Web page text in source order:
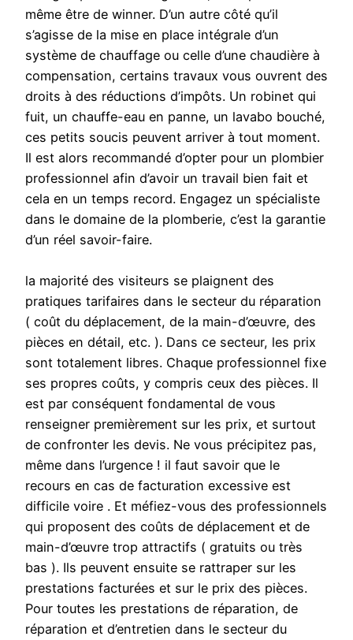
même être de winner. D’un autre côté qu’il
s’agisse de la mise en place intégrale d’un
système de chauffage ou celle d’une chaudière à
compensation, certains travaux vous ouvrent des
droits à des réductions d’impôts. Un robinet qui
fuit, un chauffe-eau en panne, un lavabo bouché,
ces petits soucis peuvent arriver à tout moment.
Il est alors recommandé d’opter pour un plombier
professionnel afin d’avoir un travail bien fait et
cela en un temps record. Engagez un spécialiste
dans le domaine de la plomberie, c’est la garantie
d’un réel savoir-faire.
la majorité des visiteurs se plaignent des
pratiques tarifaires dans le secteur du réparation
( coût du déplacement, de la main-d’œuvre, des
pièces en détail, etc. ). Dans ce secteur, les prix
sont totalement libres. Chaque professionnel fixe
ses propres coûts, y compris ceux des pièces. Il
est par conséquent fondamental de vous
renseigner premièrement sur les prix, et surtout
de confronter les devis. Ne vous précipitez pas,
même dans l’urgence ! il faut savoir que le
recours en cas de facturation excessive est
difficile voire . Et méfiez-vous des professionnels
qui proposent des coûts de déplacement et de
main-d’œuvre trop attractifs ( gratuits ou très
bas ). Ils peuvent ensuite se rattraper sur les
prestations facturées et sur le prix des pièces.
Pour toutes les prestations de réparation, de
réparation et d’entretien dans le secteur du